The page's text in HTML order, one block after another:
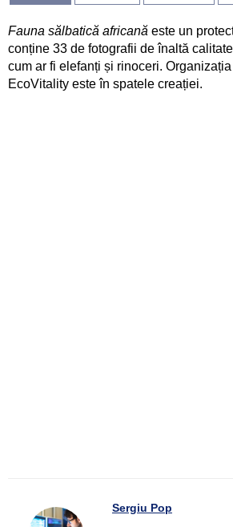
Fauna sălbatică africană este un
conține 33 de fotografii de înaltă
cum ar fi elefanți și rinoceri.
EcoVitality este în spatele creației.
Sergiu Pop